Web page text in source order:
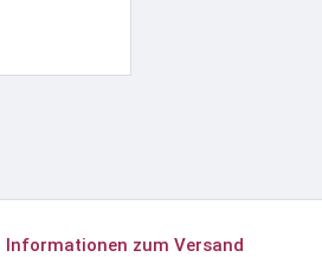
Informationen zum Versand